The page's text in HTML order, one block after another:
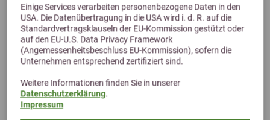
Einige Services verarbeiten personenbezogene Daten in den
USA. Die Datenübertragung in die USA wird i. d. R. auf die
Standardvertragsklauseln der EU-Kommission gestützt oder
auf den EU-U.S. Data Privacy Framework
(Angemessenheitsbeschluss EU-Kommission), sofern die
Unternehmen entsprechend zertifiziert sind.
Weitere Informationen finden Sie in unserer
Datenschutzerklärung.
Impressum